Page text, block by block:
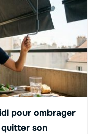
pour ombrager
quitter son